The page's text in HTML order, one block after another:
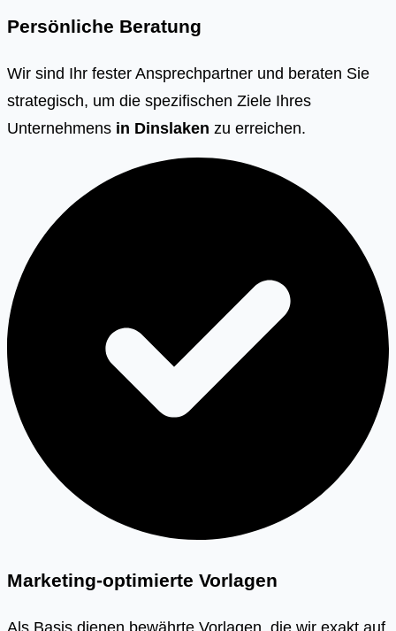
Persönliche Beratung
Wir sind Ihr fester Ansprechpartner und beraten Sie
strategisch, um die spezifischen Ziele Ihres
Unternehmens in Dinslaken zu erreichen.
Marketing-optimierte Vorlagen
Als Basis dienen bewährte Vorlagen, die wir exakt auf